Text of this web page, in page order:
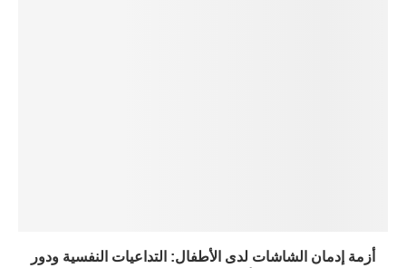
أزمة إدمان الشاشات لدى الأطفال: التداعيات النفسية ودور